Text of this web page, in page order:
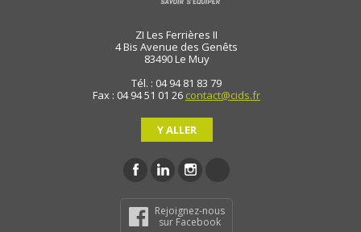
ZI Les Ferrières II
4 Bis Avenue des Genêts
83490Le Muy
Tél. : 04 94 81 83 79
Fax : 04 94 51 01 26 contact@cids.fr
Y ALLER
Rejoignez-nous
sur Facebook